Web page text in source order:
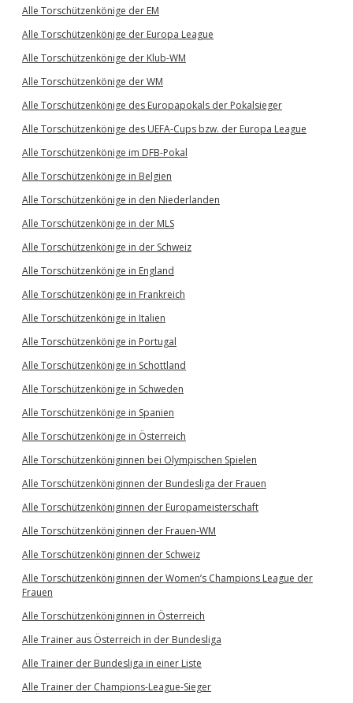
Alle Torschützenkönige der EM
Alle Torschützenkönige der Europa League
Alle Torschützenkönige der Klub-WM
Alle Torschützenkönige der WM
Alle Torschützenkönige des Europapokals der Pokalsieger
Alle Torschützenkönige des UEFA-Cups bzw. der Europa League
Alle Torschützenkönige im DFB-Pokal
Alle Torschützenkönige in Belgien
Alle Torschützenkönige in den Niederlanden
Alle Torschützenkönige in der MLS
Alle Torschützenkönige in der Schweiz
Alle Torschützenkönige in England
Alle Torschützenkönige in Frankreich
Alle Torschützenkönige in Italien
Alle Torschützenkönige in Portugal
Alle Torschützenkönige in Schottland
Alle Torschützenkönige in Schweden
Alle Torschützenkönige in Spanien
Alle Torschützenkönige in Österreich
Alle Torschützenköniginnen bei Olympischen Spielen
Alle Torschützenköniginnen der Bundesliga der Frauen
Alle Torschützenköniginnen der Europameisterschaft
Alle Torschützenköniginnen der Frauen-WM
Alle Torschützenköniginnen der Schweiz
Alle Torschützenköniginnen der Women’s Champions League der
Frauen
Alle Torschützenköniginnen in Österreich
Alle Trainer aus Österreich in der Bundesliga
Alle Trainer der Bundesliga in einer Liste
Alle Trainer der Champions-League-Sieger